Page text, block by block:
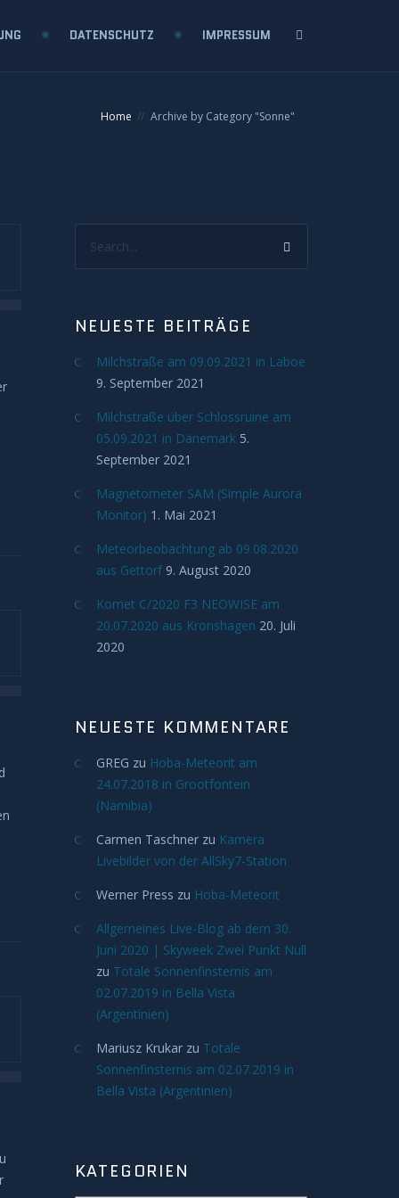
DATENSCHUTZ IMPRESSUM
Home Archive by Category "Sonne"
NEUESTE BEITRÄGE
Milchstraße am 09.09.2021 in Laboe
9. September 2021
Milchstraße über Schlossruine am
05.09.2021 in Dänemark 5.
September 2021
Magnetometer SAM (Simple Aurora
Monitor) 1. Mai 2021
Meteorbeobachtung ab 09.08.2020
aus Gettorf 9. August 2020
Komet C/2020 F3 NEOWISE am
20.07.2020 aus Kronshagen 20. Juli
2020
NEUESTE KOMMENTARE
GREG zu Hoba-Meteorit am
24.07.2018 in Grootfontein
(Namibia)
Carmen Taschnerzu Kamera
Livebilder von der AllSky7-Station
Werner Press zu Hoba-Meteorit
Allgemeines Live-Blog ab dem 30.
Juni 2020 | Skyweek Zwei Punkt Null
zu Totale Sonnenfinsternis am
02.07.2019 in Bella Vista
(Argentinien)
Mariusz Krukarzu Totale
Sonnenfinsternis am 02.07.2019 in
Bella Vista (Argentinien)
KATEGORIEN